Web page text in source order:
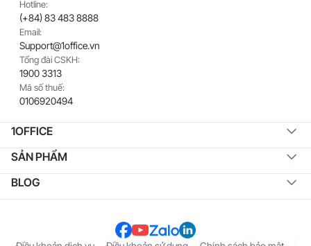
Hotline:
(+84) 83 483 8888
Email:
Support@1office.vn
Tổng đài CSKH:
1900 3313
Mã số thuế:
0106920494
1OFFICE
SẢN PHẨM
BLOG